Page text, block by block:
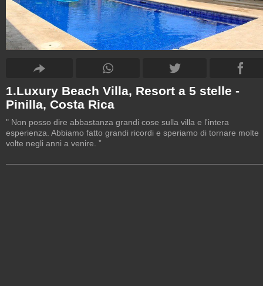
1.Luxury Beach Villa, Resort a 5 stelle -
Pinilla, Costa Rica
" Non posso dire abbastanza grandi cose sulla villa e l'intera
esperienza. Abbiamo fatto grandi ricordi e speriamo di tornare molte
volte negli anni a venire. ”